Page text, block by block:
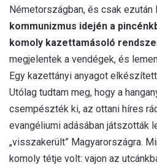
Németországban, és csak ezután
kommunizmus idején a
komoly kazettamásoló
megjelentek a vendégek, és
Egy kazettányi anyagot
Utólag tudtam meg, hogy a
csempészték ki, az ottani híres
evangéliumi adásában játszották
„visszakerült” Magyarországra.
komoly tétje volt: vajon az